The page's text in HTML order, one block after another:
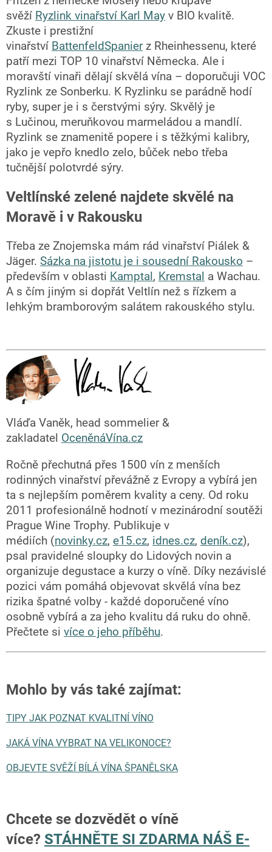
svěží Ryzlink vinařství Karl May v BIO kvalitě.
Zkuste i prestižní
vinařství BattenfeldSpanierz Rheinhessenu, které
patří mezi TOP 10 vinařství Německa. Ale i
moravští vinaři dělají skvělá vína – doporučuji VOC
Ryzlink ze Sonberku. K Ryzlinku se parádně hodí
ryby, super je i s čerstvými sýry. Skvělý je
s Lučinou, meruňkovou marmeládou a mandlí.
Ryzlink se znamenitě popere i s těžkými kalibry,
jako je vepřo knedlo zelo, bůček nebo třeba
tučnější polotvrdé sýry.
Veltlínské zelené najdete skvělé na
Moravě i v Rakousku
Třeba ze Znojemska mám rád vinařství Piálek &
Jäger. Sázka na jistotu je i sousední Rakousko –
především v oblasti Kamptal , Kremstal a Wachau.
A s čím jiným si dopřát Veltlín než s řízkem a
lehkým bramborovým salátem rakouského stylu.
Vláďa Vaněk, head sommelier &
zakladatel OceněnáVína.cz
Ročně přechutná přes 1500 vín z menších
rodinných vinařství převážně z Evropy a vybírá jen
ta s nejlepším poměrem kvality a ceny. Od roku
2011 profesionálně hodnotí v mezinárodní soutěži
Prague Wine Trophy. Publikuje v
médiích (novinky.cz, e15.cz, idnes.cz, deník.cz),
psal pravidelné sloupky do Lidových novin a
organizuje degustace a kurzy o víně. Díky nezávislé
pozici vám pomáhá objevovat skvělá vína bez
rizika špatné volby - každé doporučené víno
osobně vybírá a za jeho kvalitu dá ruku do ohně.
Přečtete si více o jeho příběhu.
Mohlo by vás také zajímat:
TIPY JAK POZNAT KVALITNÍ VÍNO
JAKÁ VÍNA VYBRAT NA VELIKONOCE?
OBJEVTE SVĚŽÍ BÍLÁ VÍNA ŠPANĚLSKA
Chcete se dozvědět o víně
více? STÁHNĚTE SI ZDARMA NÁŠ E-